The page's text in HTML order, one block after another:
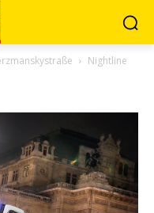
Nightline